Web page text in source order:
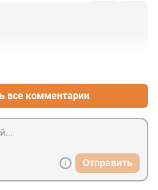
все комментарии
Отправить